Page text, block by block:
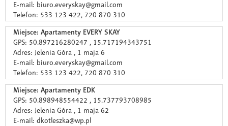
E-mail: biuro.everyskay@gmail.com
Telefon: 533 123 422, 720 870 310
Miejsce: Apartamenty EVERY SKAY
GPS: 50.897216280247 , 15.717194343751
Adres: Jelenia Góra , 1 maja 6
E-mail: biuro.everyskay@gmail.com
Telefon: 533 123 422, 720 870 310
Miejsce: Apartamenty EDK
GPS: 50.898948554422 , 15.737793708985
Adres: Jelenia Góra , 1 maja 62
E-mail: dkotleszka@wp.pl